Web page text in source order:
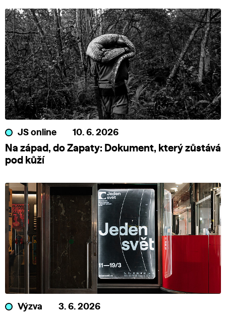
JS online 10. 6. 2026
Na západ, do Zapaty: Dokument, který zůstává
pod kůží
Výzva 3. 6. 2026